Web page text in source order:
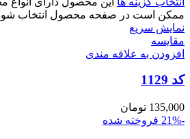
ممکن است در صفحه محصول انتخاب
نمایش سریع
مقايسه
افزودن به علاقه مندی
کد 1129
135,000 تومان
-21%
فروخته شده